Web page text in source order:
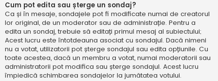
Cum pot edita sau șterge un sondaj?
Ca și în mesaje, sondajele pot fi modificate numai de creatorul
lor original, de un moderator sau de administrație. Pentru a
edita un sondaj, trebuie să editați primul mesaj al subiectului;
Acest lucru este întotdeauna asociat cu sondajul. Dacă nimeni
nu a votat, utilizatorii pot șterge sondajul sau edita opțiunile. Cu
toate acestea, dacă un membru a votat, numai moderatorii sau
administratorii pot modifica sau șterge sondajul. Acest lucru
împiedică schimbarea sondajelor la jumătatea votului.